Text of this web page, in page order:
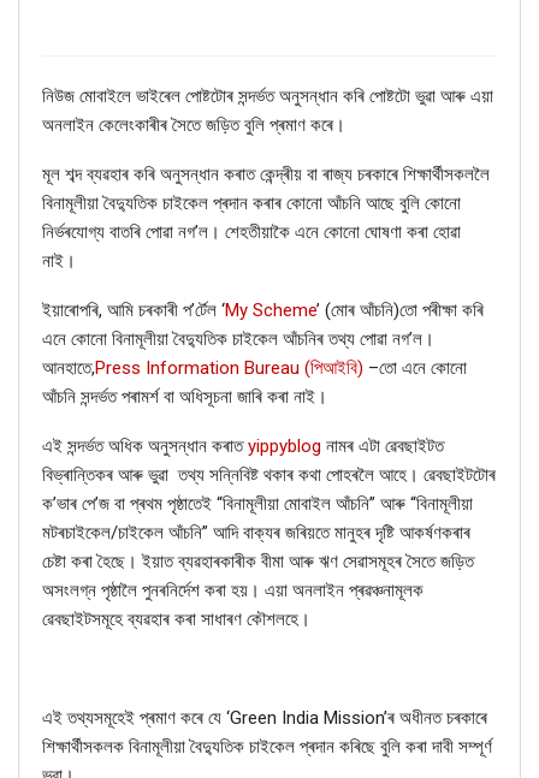
নিউজ মোবাইলে ভাইৰেল পোষ্টটোৰ সন্দৰ্ভত অনুসন্ধান কৰি পোষ্টটো ভুৱা আৰু এয়া
অনলাইন কেলেংকাৰীৰ সৈতে জড়িত বুলি প্ৰমাণ কৰে।
মূল শব্দ ব্যৱহাৰ কৰি অনুসন্ধান কৰাত কেন্দ্ৰীয় বা ৰাজ্য চৰকাৰে শিক্ষাৰ্থীসকললৈ
বিনামূলীয়া বৈদ্যুতিক চাইকেল প্ৰদান কৰাৰ কোনো আঁচনি আছে বুলি কোনো
নিৰ্ভৰযোগ্য বাতৰি পোৱা নগ’ল। শেহতীয়াকৈ এনে কোনো ঘোষণা কৰা হোৱা
নাই।
ইয়াৰোপৰি, আমি চৰকাৰী প’ৰ্টেল ‘My Scheme’ (মোৰ আঁচনি)তো পৰীক্ষা কৰি
এনে কোনো বিনামূলীয়া বৈদ্যুতিক চাইকেল আঁচনিৰ তথ্য পোৱা নগ’ল।
আনহাতে,Press Information Bureau (পিআইবি) –তো এনে কোনো
আঁচনি সন্দৰ্ভত পৰামৰ্শ বা অধিসূচনা জাৰি কৰা নাই।
এই সন্দৰ্ভত অধিক অনুসন্ধান কৰাতyippyblog নামৰ এটা ৱেবছাইটত
বিভ্ৰান্তিকৰ আৰু ভুৱা তথ্য সন্নিবিষ্ট থকাৰ কথা পোহৰলৈ আহে। ৱেবছাইটটোৰ
ক’ভাৰ পে’জ বা প্ৰথম পৃষ্ঠাতেই “বিনামূলীয়া মোবাইল আঁচনি” আৰু “বিনামূলীয়া
মটৰচাইকেল/চাইকেল আঁচনি” আদি বাক্যৰ জৰিয়তে মানুহৰ দৃষ্টি আকৰ্ষণকৰাৰ
চেষ্টা কৰা হৈছে। ইয়াত ব্যৱহাৰকাৰীক বীমা আৰু ঋণ সেৱাসমূহৰ সৈতে জড়িত
অসংলগ্ন পৃষ্ঠালৈ পুনৰনিৰ্দেশ কৰা হয়। এয়া অনলাইন প্ৰৱঞ্চনামূলক
ৱেবছাইটসমূহে ব্যৱহাৰ কৰা সাধাৰণ কৌশলহে।
এই তথ্যসমূহেই প্ৰমাণ কৰে যে ‘Green India Mission’ৰ অধীনত চৰকাৰে
শিক্ষাৰ্থীসকলক বিনামূলীয়া বৈদ্যুতিক চাইকেল প্ৰদান কৰিছে বুলি কৰা দাবী সম্পূৰ্ণ